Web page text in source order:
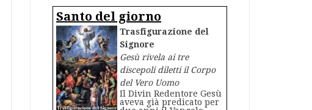
Santo del giorno
Trasfigurazione del
Signore
Gesù rivela ai tre
discepoli diletti il Corpo
del Vero Uomo
Il Divin Redentore Gesù
aveva già predicato per